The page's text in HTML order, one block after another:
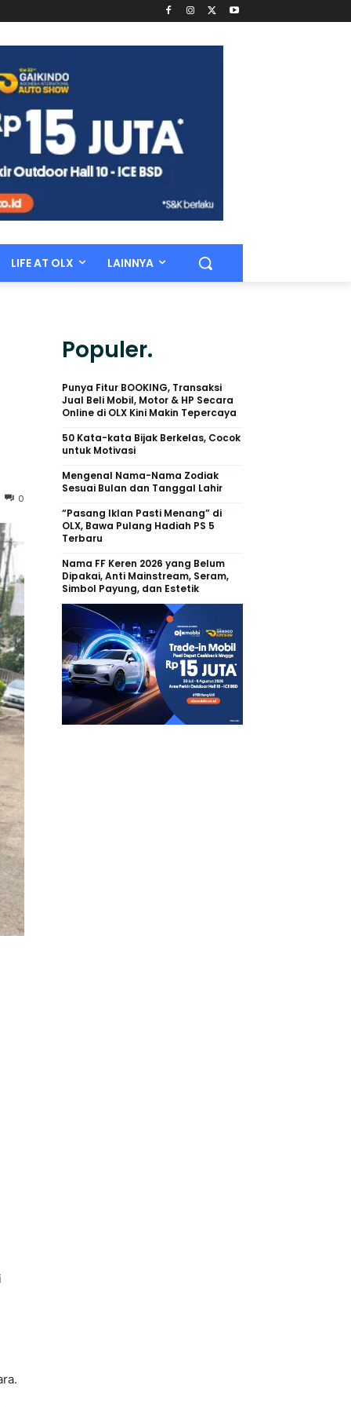
LIFE AT OLX LAINNYA
0
Populer.
Punya Fitur BOOKING, Transaksi
Jual Beli Mobil, Motor & HP Secara
Online di OLX Kini Makin Tepercaya
50 Kata-kata Bijak Berkelas, Cocok
untuk Motivasi
Mengenal Nama-Nama Zodiak
Sesuai Bulan dan Tanggal Lahir
“Pasang Iklan Pasti Menang” di
OLX, Bawa Pulang Hadiah PS 5
Terbaru
Nama FF Keren 2026 yang Belum
Dipakai, Anti Mainstream, Seram,
Simbol Payung, dan Estetik